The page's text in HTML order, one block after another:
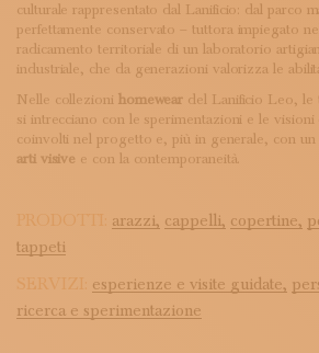
culturale rappresentato dal Lanificio: dal parco
perfettamente conservato – tuttora impiegato
radicamento territoriale di un laboratorio
industriale, che da generazioni valorizza le
Nelle collezioni homewear del Lanificio Leo, le
si intrecciano con le sperimentazioni e le
coinvolti nel progetto e, più in generale, con
arti visive e con la contemporaneità.
PRODOTTI: arazzi, cappelli, copertine,
tappeti
SERVIZI: esperienze e visite guidate,
ricerca e sperimentazione